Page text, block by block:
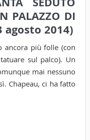
PALAZZO DI
agosto 2014)
ancora più folle (con
sul palco). Un
mai nessuno
Chapeau, ci ha fatto